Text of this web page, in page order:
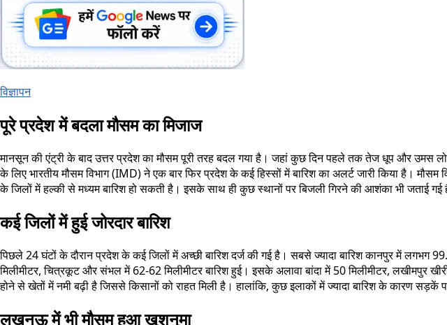
विज्ञापन
पूरे प्रदेश में बदला मौसम का मिजाज
मानसून की एंट्री के बाद उत्तर प्रदेश का मौसम पूरी तरह बदल गया है। जहां कुछ दिन पहले तक तेज धूप और उमस
के लिए भारतीय मौसम विभाग (IMD) ने एक बार फिर प्रदेश के कई हिस्सों में बारिश का अलर्ट जारी किया है।
के जिलों में हल्की से मध्यम बारिश हो सकती है। इसके साथ ही कुछ स्थानों पर बिजली गिरने की आशंका भी जताई
कई जिलों में हुई जोरदार बारिश
पिछले 24 घंटों के दौरान प्रदेश के कई जिलों में अच्छी बारिश दर्ज की गई है। सबसे ज्यादा बारिश कानपुर में लगभग
मिलीमीटर, चित्रकूट और संभल में 62-62 मिलीमीटर बारिश हुई। इसके अलावा बांदा में 50 मिलीमीटर, लखीमपुर
होने से खेतों में नमी बढ़ी है जिससे किसानों को राहत मिली है। हालांकि, कुछ इलाकों में ज्यादा बारिश के कारण सड़कें
लखनऊ में भी मौसम हुआ खुशनुमा